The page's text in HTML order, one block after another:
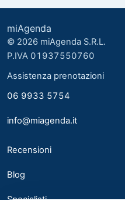
Biologo nutrizionista
Cardiologia
Chirurgia Generale
miAgenda
© 2026 miAgenda S.R.L.
P.IVA 01937550760
Assistenza prenotazioni
06 9933 5754
info@miagenda.it
Recensioni
Blog